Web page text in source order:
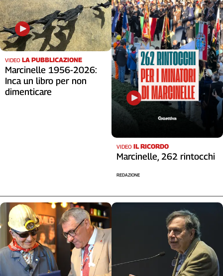
VIDEO LA PUBBLICAZIONE
Marcinelle 1956-2026:
Inca un libro per non
dimenticare
VIDEO IL RICORDO
Marcinelle, 262 rintocchi
REDAZIONE